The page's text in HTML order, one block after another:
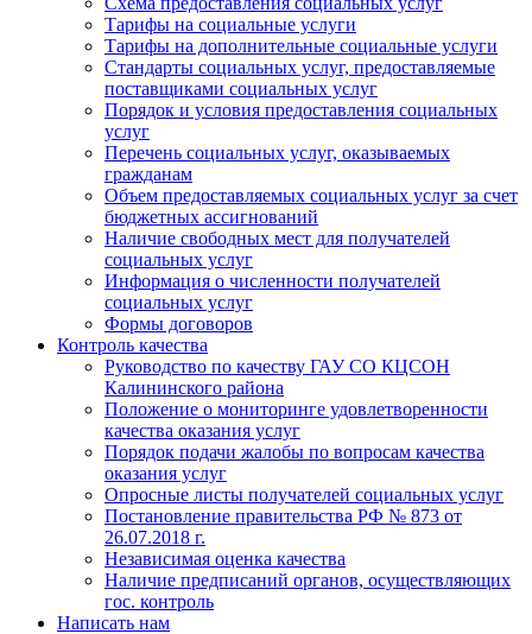
Тарифы на социальные услуги
Тарифы на дополнительные социальные услуги
Стандарты социальных услуг, предоставляемые
поставщиками социальных услуг
Порядок и условия предоставления социальных
услуг
Перечень социальных услуг, оказываемых
гражданам
Объем предоставляемых социальных услуг за счет
бюджетных ассигнований
Наличие свободных мест для получателей
социальных услуг
Информация о численности получателей
социальных услуг
Формы договоров
Контроль качества
Руководство по качеству ГАУ СО КЦСОН
Калининского района
Положение о мониторинге удовлетворенности
качества оказания услуг
Порядок подачи жалобы по вопросам качества
оказания услуг
Опросные листы получателей социальных услуг
Постановление правительства РФ № 873 от
26.07.2018 г.
Независимая оценка качества
Наличие предписаний органов, осуществляющих
гос. контроль
Написать нам